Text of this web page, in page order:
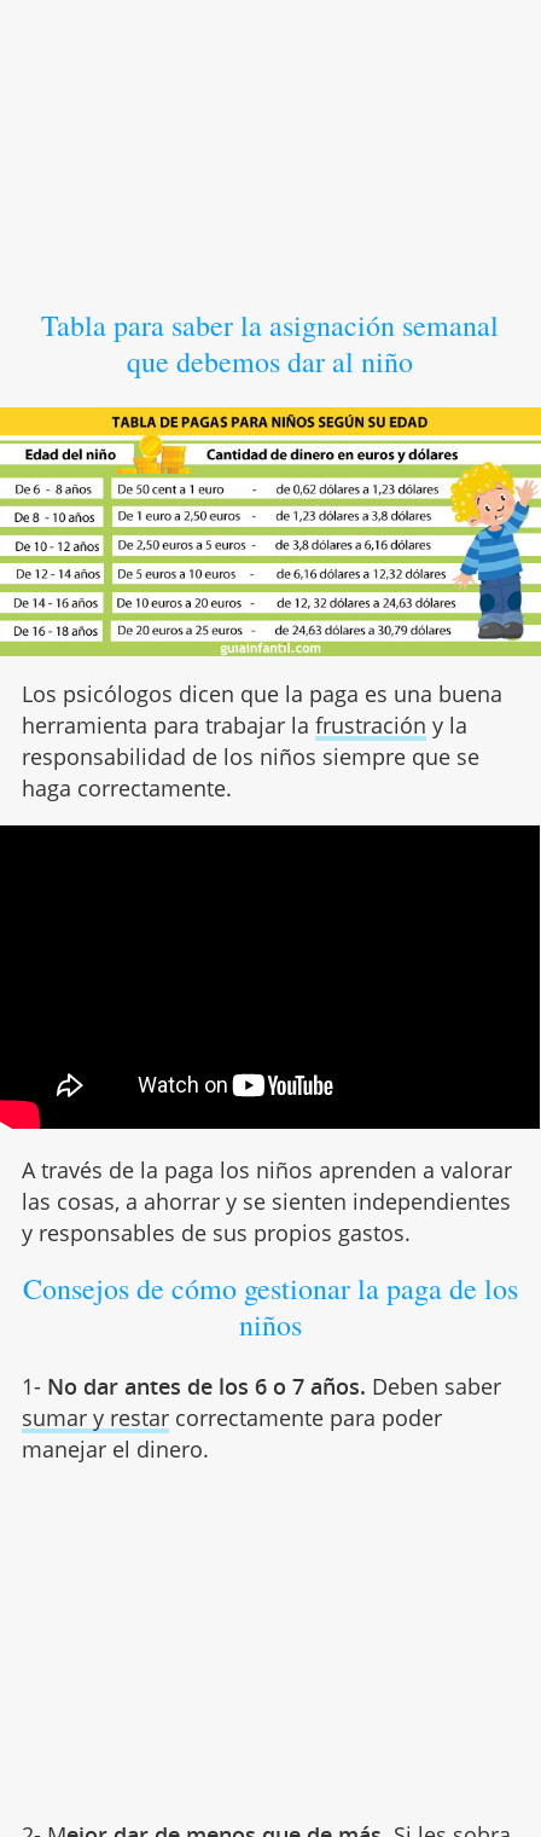
Tabla para saber la asignación semanal
que debemos dar al niño
Los psicólogos dicen que la paga es una buena
herramienta para trabajar la frustración y la
responsabilidad de los niños siempre que se
haga correctamente.
A través de la paga los niños aprenden a valorar
las cosas, a ahorrar y se sienten independientes
y responsables de sus propios gastos.
Consejos de cómo gestionar la paga de los
niños
1- No dar antes de los 6 o 7 años. Deben saber
sumar y restarcorrectamente para poder
manejar el dinero.